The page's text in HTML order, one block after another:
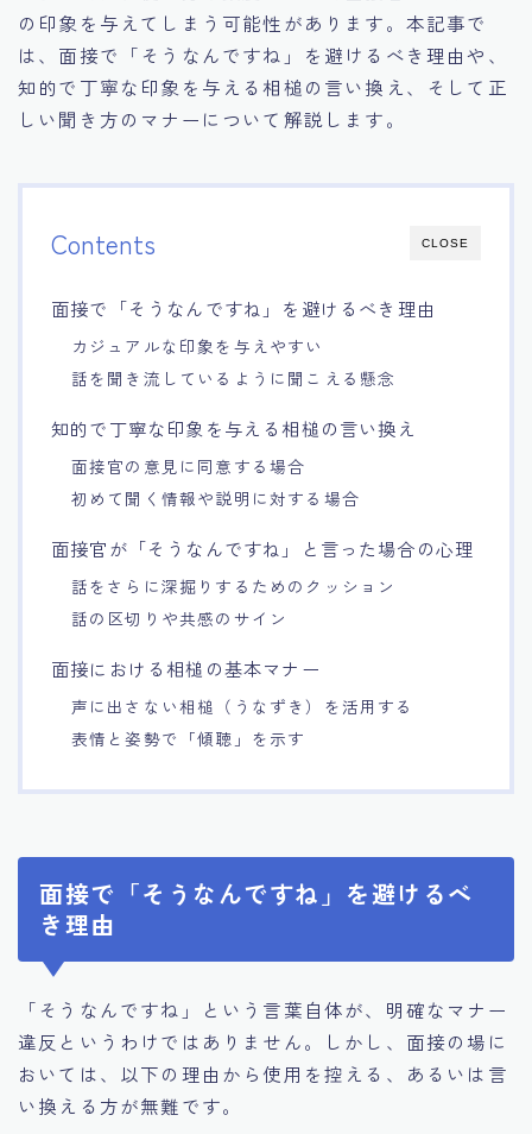
17.面接でブランクを効果的に伝える方法
18.転職後の職場に適応するためのヒント
の印象を与えてしまう可能性があります。本記事で
は、面接で「そうなんですね」を避けるべき理由や、
知的で丁寧な印象を与える相槌の言い換え、そして正
しい聞き方のマナーについて解説します。
CLOSE
Contents
面接で「そうなんですね」を避けるべき理由
カジュアルな印象を与えやすい
話を聞き流しているように聞こえる懸念
知的で丁寧な印象を与える相槌の言い換え
面接官の意見に同意する場合
初めて聞く情報や説明に対する場合
面接官が「そうなんですね」と言った場合の心理
話をさらに深掘りするためのクッション
話の区切りや共感のサイン
面接における相槌の基本マナー
声に出さない相槌（うなずき）を活用する
表情と姿勢で「傾聴」を示す
面接で「そうなんですね」を避けるべ
き理由
「そうなんですね」という言葉自体が、明確なマナー
違反というわけではありません。しかし、面接の場に
おいては、以下の理由から使用を控える、あるいは言
い換える方が無難です。